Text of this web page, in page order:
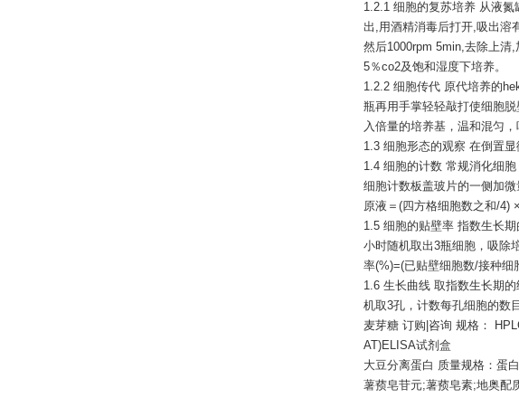
1.2.1 细胞的复苏培养 从液
出,用酒精消毒后打开,吸出溶
然后1000rpm 5min,去除上清
5％co2及饱和湿度下培养。
1.2.2 细胞传代 原代培养的
瓶再用手掌轻轻敲打使细胞
入倍量的培养基，温和混匀
1.3 细胞形态的观察 在倒置
1.4 细胞的计数 常规消化细
细胞计数板盖玻片的一侧加
原液＝(四方格细胞数之和/4)
1.5 细胞的贴壁率 指数生长
小时随机取出3瓶细胞，吸除
率(%)=(已贴壁细胞数/接种细
1.6 生长曲线 取指数生长期
机取3孔，计数每孔细胞的数
麦芽糖 订购 |咨询 规格：
AT)ELISA试剂盒
大豆分离蛋白 质量规格：蛋
薯蓣皂苷元;薯蓣皂素;地奥配